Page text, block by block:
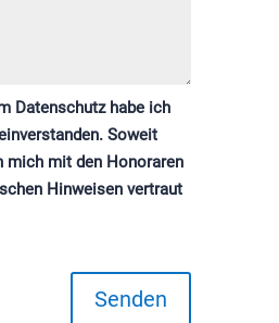
Datenschutz habe ich
Soweit
mich mit den Honoraren
Hinweisen vertraut
Senden